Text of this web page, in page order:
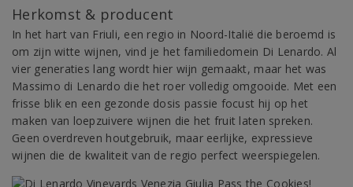
Herkomst & producent
In het hart van Friuli, een regio in Noord-Italië die beroemd is
om zijn witte wijnen, vind je het familiedomein Di Lenardo. Al
vier generaties lang wordt hier wijn gemaakt, maar het was
Massimo di Lenardo die het roer volledig omgooide. Met een
frisse blik en een gezonde dosis passie focust hij op het
maken van loepzuivere wijnen die het fruit laten spreken.
Geen overdreven houtgebruik, maar eerlijke, expressieve
wijnen die de kwaliteit van de regio perfect weerspiegelen.